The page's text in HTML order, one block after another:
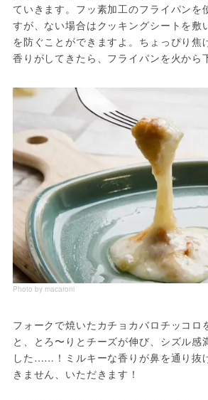
ていきます。フッ素加工のフライパンを
すが、ない場合はクッキングシートを敷
を防ぐことができますよ。ちょっぴり焦
香りがしてきたら、フライパンを火から
Photo by macaroni
フォークで焼いたカチョカバロチッコロ
と、とろ〜りとチーズが伸び、シズル感
した……！ミルキーな香りが鼻を通り抜
きません、いただきます！